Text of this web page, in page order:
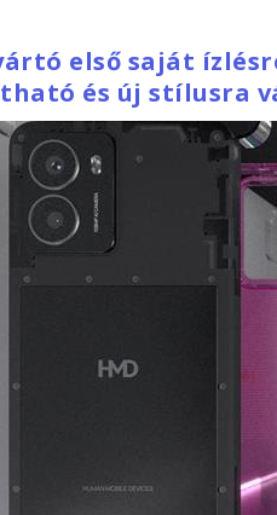
első saját
és új stílusra